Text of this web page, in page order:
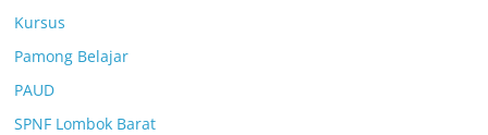
Kursus
Pamong Belajar
PAUD
SPNF Lombok Barat